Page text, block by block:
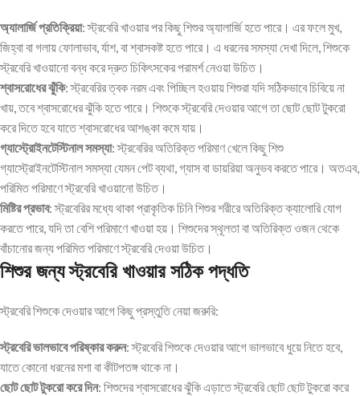
অ্যালার্জি প্রতিক্রিয়া: স্ট্রবেরি খাওয়ার পর কিছু শিশুর অ্যালার্জি হতে পারে। এর ফলে মুখ,
জিহ্বা বা গলায় ফোলাভাব, র্যাশ, বা শ্বাসকষ্ট হতে পারে। এ ধরনের সমস্যা দেখা দিলে, শিশুকে
স্ট্রবেরি খাওয়ানো বন্ধ করে দ্রুত চিকিৎসকের পরামর্শ নেওয়া উচিত।
শ্বাসরোধের ঝুঁকি: স্ট্রবেরির ত্বক নরম এবং পিচ্ছিল হওয়ায় শিশুরা যদি সঠিকভাবে চিবিয়ে না
খায়, তবে শ্বাসরোধের ঝুঁকি হতে পারে। শিশুকে স্ট্রবেরি দেওয়ার আগে তা ছোট ছোট টুকরো
করে দিতে হবে যাতে শ্বাসরোধের আশঙ্কা কমে যায়।
গ্যাস্ট্রোইনটেস্টিনাল সমস্যা: স্ট্রবেরির অতিরিক্ত পরিমাণ খেলে কিছু শিশু
গ্যাস্ট্রোইনটেস্টিনাল সমস্যা যেমন পেট ব্যথা, গ্যাস বা ডায়রিয়া অনুভব করতে পারে। অতএব,
পরিমিত পরিমাণে স্ট্রবেরি খাওয়ানো উচিত।
মিষ্টির প্রভাব: স্ট্রবেরির মধ্যে থাকা প্রাকৃতিক চিনি শিশুর শরীরে অতিরিক্ত ক্যালোরি যোগ
করতে পারে, যদি তা বেশি পরিমাণে খাওয়া হয়। শিশুদের স্থূলতা বা অতিরিক্ত ওজন থেকে
বাঁচানোর জন্য পরিমিত পরিমাণে স্ট্রবেরি দেওয়া উচিত।
শিশুর জন্য স্ট্রবেরি খাওয়ার সঠিক পদ্ধতি
স্ট্রবেরি শিশুকে দেওয়ার আগে কিছু প্রস্তুতি নেয়া জরুরি:
স্ট্রবেরি ভালভাবে পরিষ্কার করুন: স্ট্রবেরি শিশুকে দেওয়ার আগে ভালভাবে ধুয়ে নিতে হবে,
যাতে কোনো ধরনের মশা বা কীটপতঙ্গ থাকে না।
ছোট ছোট টুকরো করে দিন: শিশুদের শ্বাসরোধের ঝুঁকি এড়াতে স্ট্রবেরি ছোট ছোট টুকরো করে